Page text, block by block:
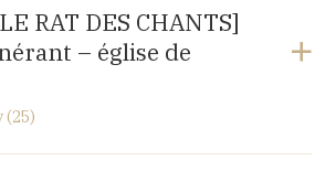
Baume les Dames
RAT DES CHANTS]
– église de
(25)